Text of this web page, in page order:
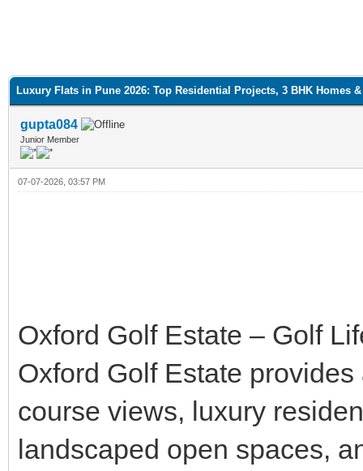
Luxury Flats in Pune 2026: Top Residential Projects, 3 BHK Homes
gupta084
Junior Member
07-07-2026, 03:57 PM
Oxford Golf Estate – Golf
Oxford Golf Estate
course views, luxury
landscaped open spaces,